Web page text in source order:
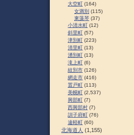
大空町 (164)
女満別 (115)
東藻琴 (37)
小清水町 (12)
斜里町 (57)
津別町 (223)
清里町 (13)
湧別町 (13)
滝上町 (6)
紋別市 (126)
網走市 (416)
置戸町 (113)
美幌町 (2,537)
興部町 (7)
西興部村 (7)
訓子府町 (76)
遠軽町 (60)
北海道人 (1,155)